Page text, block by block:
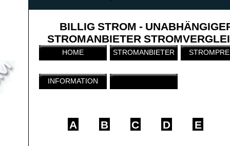
BILLIG STROM -
STROMANBIETER
HOME STROMANBIETER
INFORMATION
A B C D E